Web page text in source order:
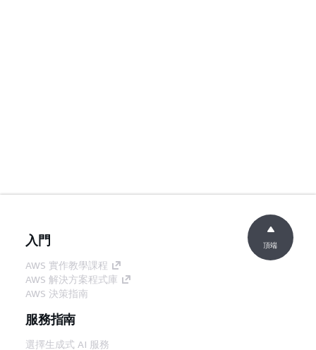
入門
AWS 實作教學課程
AWS 解決方案程式庫
AWS 決策指南
服務指南
選擇生成式 AI 服務
頂端